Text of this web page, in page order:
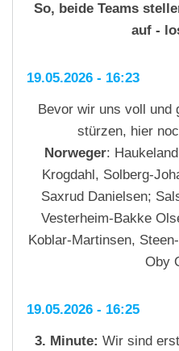
So, beide Teams
auf -
19.05.2026 - 16:23
Bevor wir uns voll und
stürzen, hier
Norweger:
Krogdahl, Solberg-
Saxrud Danielsen;
Vesterheim-Bakke
Koblar-Martinsen,
Oby
19.05.2026 - 16:25
3. Minute: Wir sind